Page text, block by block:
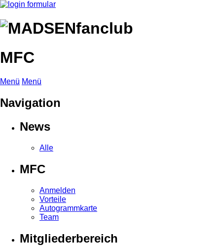
MFC
Menü Menü
Navigation
News
Alle
MFC
Anmelden
Vorteile
Autogrammkarte
Team
Mitgliederbereich